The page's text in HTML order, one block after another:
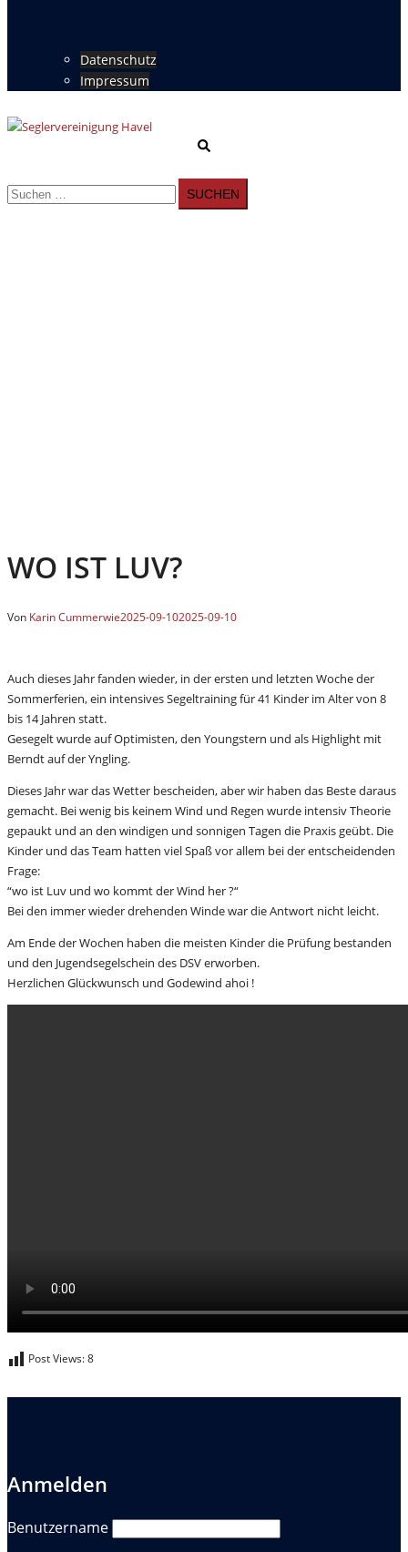
Datenschutz
Impressum
umschalten
Suchen
nach:
WO IST LUV?
Von Karin Cummerwie2025-09-102025-09-10
Auch dieses Jahr fanden wieder, in der ersten und letzten Woche der
Sommerferien, ein intensives Segeltraining für 41 Kinder im Alter von 8
bis 14 Jahren statt.
Gesegelt wurde auf Optimisten, den Youngstern und als Highlight mit
Berndt auf der Yngling.
Dieses Jahr war das Wetter bescheiden, aber wir haben das Beste daraus
gemacht. Bei wenig bis keinem Wind und Regen wurde intensiv Theorie
gepaukt und an den windigen und sonnigen Tagen die Praxis geübt. Die
Kinder und das Team hatten viel Spaß vor allem bei der entscheidenden
Frage:
“wo ist Luv und wo kommt der Wind her ?“
Bei den immer wieder drehenden Winde war die Antwort nicht leicht.
Am Ende der Wochen haben die meisten Kinder die Prüfung bestanden
und den Jugendsegelschein des DSV erworben.
Herzlichen Glückwunsch und Godewind ahoi !
Post Views:8
Anmelden
Benutzername